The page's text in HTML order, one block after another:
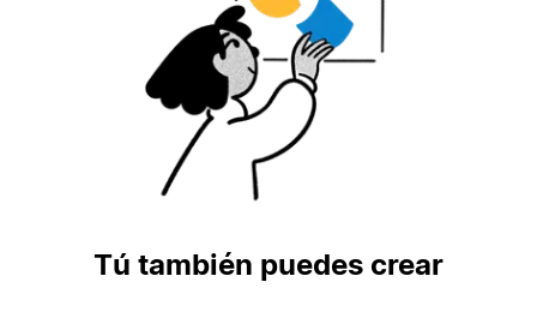
Tú también puedes crear